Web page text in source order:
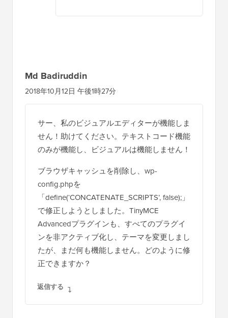
Md Badiruddin
サー、私のビジュアルエディターが機能しま
せん！助けてください。テキストコード機能
のみが機能し、ビジュアルは機能しません！
ブラウザキャッシュを削除し、wp-
config.phpを
「define(‘CONCATENATE_SCRIPTS’, false);」
で修正しようとしました。TinyMCE
Advancedプラグインも、すべてのプラグイ
ンを非アクティブ化し、テーマを変更しまし
たが、まだ何も機能しません。どのように修
正できますか？
返信する